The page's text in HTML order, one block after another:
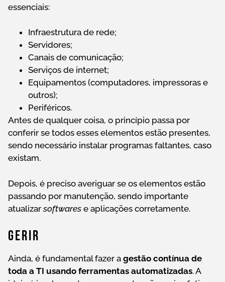
essenciais:
Infraestrutura de rede;
Servidores;
Canais de comunicação;
Serviços de internet;
Equipamentos (computadores, impressoras e
outros);
Periféricos.
Antes de qualquer coisa, o princípio passa por
conferir se todos esses elementos estão presentes,
sendo necessário instalar programas faltantes, caso
existam.
Depois, é preciso averiguar se os elementos estão
passando por manutenção, sendo importante
atualizarsoftwares e aplicações corretamente.
Gerir
Ainda, é fundamental fazer a gestão contínua de
toda a TI usando ferramentas automatizadas. A